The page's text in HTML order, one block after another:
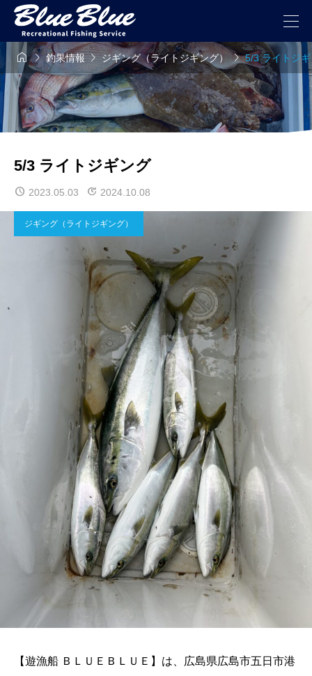
釣果情報ジギング（ライトジギング） 5/3 ライトジ
5/3 ライトジギング
2023.05.03 2024.10.08
ジギング（ライトジギング）
【遊漁船 ＢＬＵＥＢＬＵＥ】は、広島県広島市五日市港